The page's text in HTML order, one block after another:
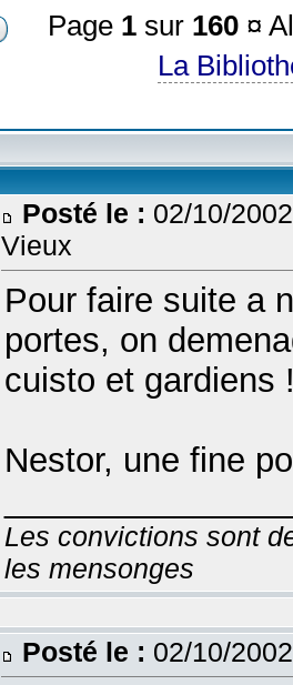
Page 1 sur 160 ¤
La
Posté le : 02/10/
Vieux
Pour faire suite a
portes, on
cuisto et gardiens
Nestor, une fine
Les convictions sont
les mensonges
Posté le : 02/10/